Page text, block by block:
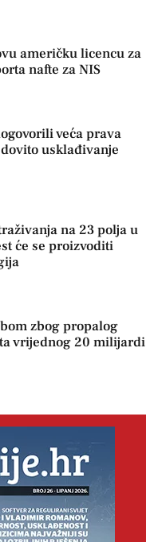
američku licencu za
nafte za NIS
veća prava
usklađivanje
na 23 polja u
će se proizvoditi
zbog propalog
vrijednog 20 milijardi